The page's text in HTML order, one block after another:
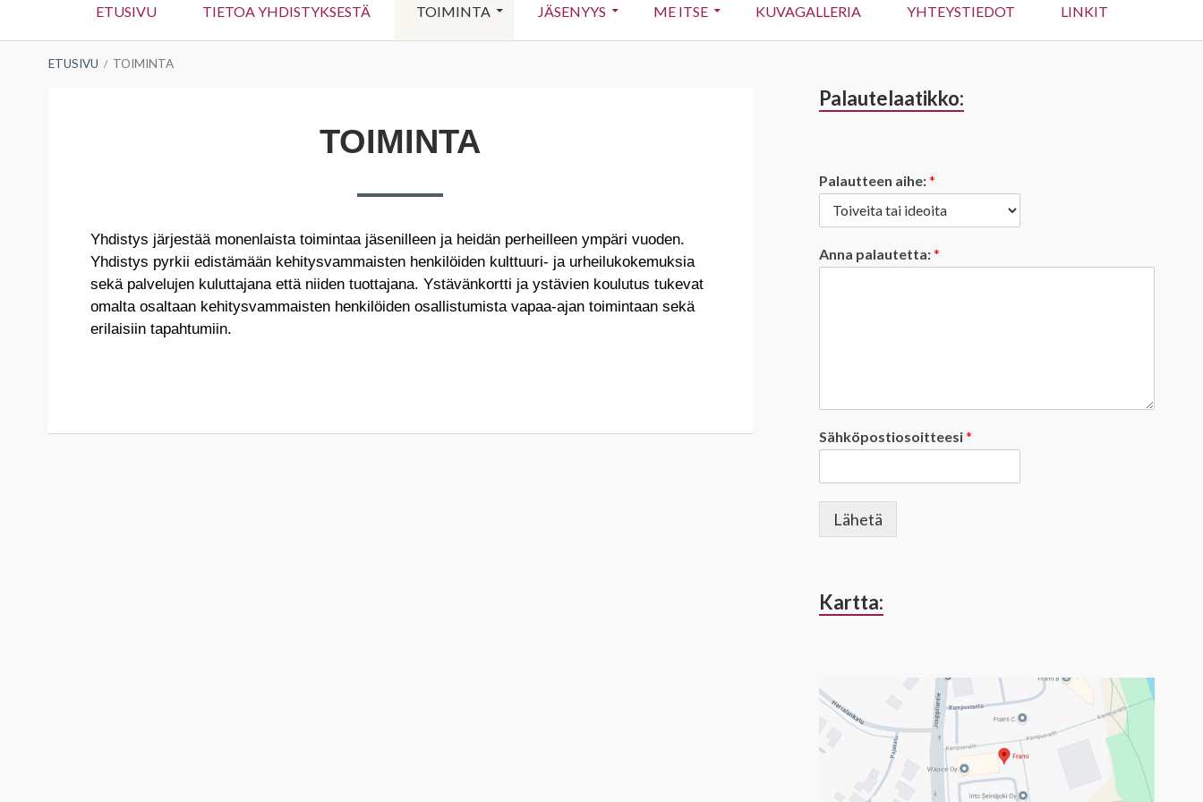
valikko
ETUSIVU TIETOA YHDISTYKSESTÄ TOIMINTA JÄSENYYS ME ITSE KUVAGALLERIA YHTEYSTIEDOT LINKIT
MURUPOLKU
ETUSIVU TOIMINTA
TOIMINTA
Yhdistys järjestää monenlaista toimintaa jäsenilleen ja heidän perheilleen ympäri vuoden.
Yhdistys pyrkii edistämään kehitysvammaisten henkilöiden kulttuuri- ja urheilukokemuksia
sekä palvelujen kuluttajana että niiden tuottajana. Ystävänkortti ja ystävien koulutus tukevat
omalta osaltaan kehitysvammaisten henkilöiden osallistumista vapaa-ajan toimintaan sekä
erilaisiin tapahtumiin.
Sivupalkki
Palautelaatikko:
Palautteen aihe:*
Anna palautetta:*
Sähköpostiosoitteesi*
Lähetä
Kartta: